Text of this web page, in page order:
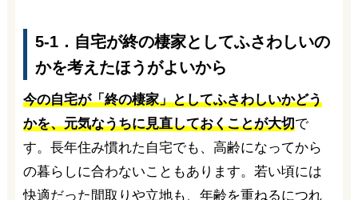
5-1．自宅が終の棲家としてふさわしいの
かを考えたほうがよいから
今の自宅が「終の棲家」としてふさわしいかどう
かを、元気なうちに見直しておくことが大切で
す。長年住み慣れた自宅でも、高齢になってから
の暮らしに合わないこともあります。若い頃には
快適だった間取りや立地も、年齢を重ねるにつれ